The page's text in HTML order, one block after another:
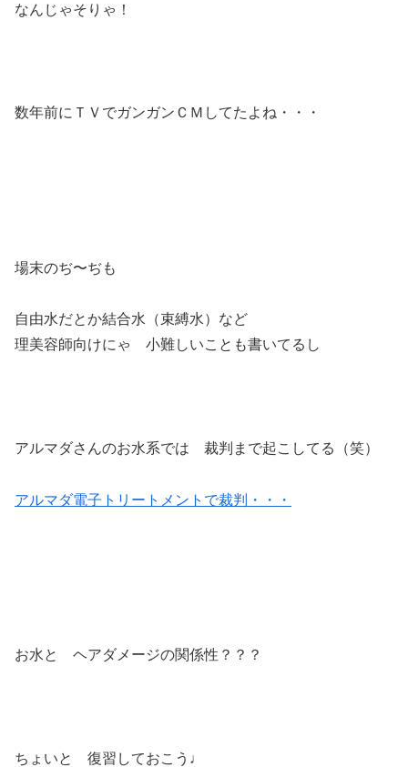
なんじゃそりゃ！
数年前にＴＶでガンガンＣＭしてたよね・・・
場末のぢ〜ぢも
自由水だとか結合水（束縛水）など
理美容師向けにゃ 小難しいことも書いてるし
アルマダさんのお水系では 裁判まで起こしてる（笑）
アルマダ電子トリートメントで裁判・・・
お水と ヘアダメージの関係性？？？
ちょいと 復習しておこう♩